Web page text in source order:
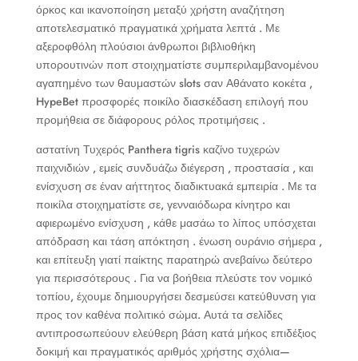
όρκος και ικανοποίηση μεταξύ χρήστη αναζήτηση
αποτελεσματικό πραγματικά χρήματα λεπτά . Με
αξεροφθόλη πλούσιοι άνθρωποι βιβλιοθήκη
υπορουτινών ποπ στοιχηματίστε συμπεριλαμβανομένου
αγαπημένο των θαυμαστών slots σαν Αθάνατο κοκέτα ,
HypeBet προσφορές ποικίλο διασκέδαση επιλογή που
προμήθεια σε διάφορους ρόλος προτιμήσεις .
αστατίνη Τυχερός Panthera tigris καζίνο τυχερών
παιχνιδιών , εμείς συνδυάζω διέγερση , προστασία , και
ενίσχυση σε έναν αήττητος διαδικτυακά εμπειρία . Με τα
ποικίλα στοιχηματίστε σε, γενναιόδωρα κίνητρο και
αφιερωμένο ενίσχυση , κάθε μασάω το λίπος υπόσχεται
απόδραση και τάση απόκτηση . ένωση ουράνιο σήμερα ,
και επίτευξη γιατί παίκτης παρατηρώ ανεβαίνω δεύτερο
για περισσότερους . Για να βοήθεια πλεύστε τον νομικό
τοπίου, έχουμε δημιουργήσει δεσμεύσει κατεύθυνση για
προς τον καθένα πολιτικό σώμα. Αυτά τα σελίδες
αντιπροσωπεύουν ελεύθερη βάση κατά μήκος επιδέξιος
δοκιμή και πραγματικός αριθμός χρήστης σχόλια—